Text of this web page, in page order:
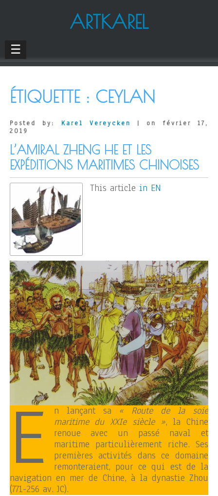
ARTKAREL
☰
ÉTIQUETTE : CEYLAN
Posted by: Karel Vereycken
| on février 17,
2019
L’AMIRAL ZHENG HE ET LES
EXPÉDITIONS MARITIMES CHINOISES
This article in EN
E n lançant sa « Route de la soie
maritime du XXIe siècle », la Chine
renoue avec un passé naval et
maritime particulièrement riche. Ses
premières activités dans ce domaine
remonteraient, pour ce qui est de la
navigation en mer de Chine, à la dynastie Zhou
(771-256 av. JC).